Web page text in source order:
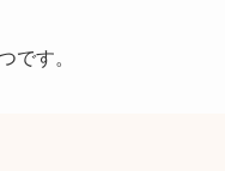
です。